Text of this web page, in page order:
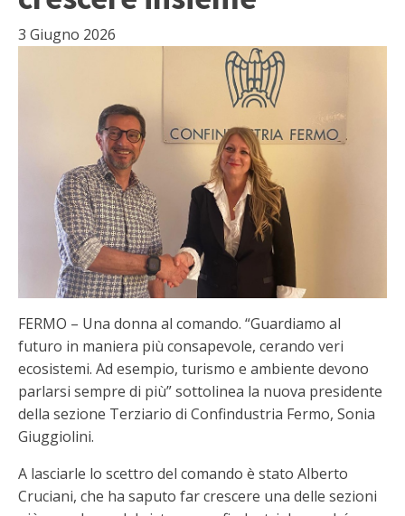
3 Giugno 2026
FERMO – Una donna al comando. “Guardiamo al
futuro in maniera più consapevole, cerando veri
ecosistemi. Ad esempio, turismo e ambiente devono
parlarsi sempre di più” sottolinea la nuova presidente
della sezione Terziario di Confindustria Fermo, Sonia
Giuggiolini.
A lasciarle lo scettro del comando è stato Alberto
Cruciani, che ha saputo far crescere una delle sezioni